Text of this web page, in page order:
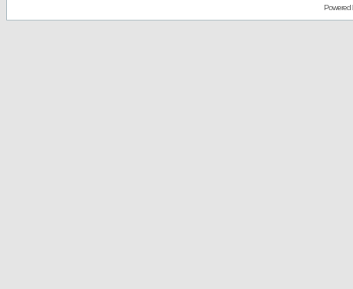
Powered